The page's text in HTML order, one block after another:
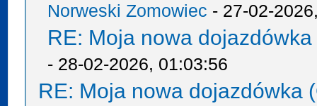
Norweski Zomowiec - 27-02-
RE: Moja nowa
- 28-02-2026, 01:03:56
RE: Moja nowa dojazdówka